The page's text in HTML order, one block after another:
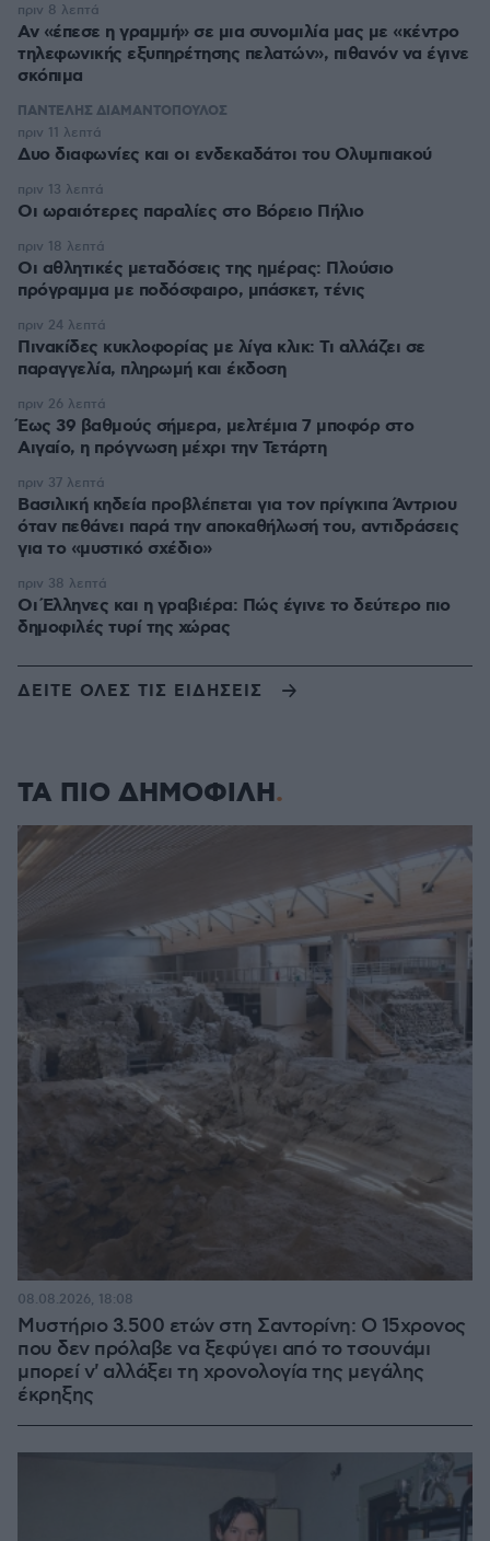
Αν «έπεσε η γραμμή» σε μια συνομιλία μας με «κέντρο
τηλεφωνικής εξυπηρέτησης πελατών», πιθανόν να έγινε
σκόπιμα
πριν 8 λεπτά
ΠΑΝΤΕΛΗΣ ΔΙΑΜΑΝΤΟΠΟΥΛΟΣ
Δυο διαφωνίες και οι ενδεκαδάτοι του Ολυμπιακού
πριν 11 λεπτά
Οι ωραιότερες παραλίες στο Βόρειο Πήλιο
πριν 13 λεπτά
Οι αθλητικές μεταδόσεις της ημέρας: Πλούσιο
πρόγραμμα με ποδόσφαιρο, μπάσκετ, τένις
πριν 18 λεπτά
Πινακίδες κυκλοφορίας με λίγα κλικ: Τι αλλάζει σε
παραγγελία, πληρωμή και έκδοση
πριν 24 λεπτά
Έως 39 βαθμούς σήμερα, μελτέμια 7 μποφόρ στο
Αιγαίο, η πρόγνωση μέχρι την Τετάρτη
πριν 26 λεπτά
Βασιλική κηδεία προβλέπεται για τον πρίγκιπα Άντριου
όταν πεθάνει παρά την αποκαθήλωσή του, αντιδράσεις
για το «μυστικό σχέδιο»
πριν 37 λεπτά
Οι Έλληνες και η γραβιέρα: Πώς έγινε το δεύτερο πιο
δημοφιλές τυρί της χώρας
πριν 38 λεπτά
ΔΕΙΤΕ ΟΛΕΣ ΤΙΣ ΕΙΔΗΣΕΙΣ
ΤΑ ΠΙΟ ΔΗΜΟΦΙΛΗ
Μυστήριο 3.500 ετών στη Σαντορίνη: Ο 15χρονος
που δεν πρόλαβε να ξεφύγει από το τσουνάμι
μπορεί ν' αλλάξει τη χρονολογία της μεγάλης
έκρηξης
08.08.2026, 18:08